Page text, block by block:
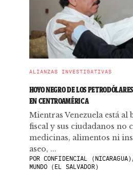
ALIANZAS INVESTIGATIVAS
HOYO NEGRO DE LOS
EN CENTROAMÉRICA
Mientras Venezuela está
fiscal y sus ciudadanos no
medicinas, alimentos ni
aseo, ...
PORCONFIDENCIAL
MUNDO (EL SALVADOR)